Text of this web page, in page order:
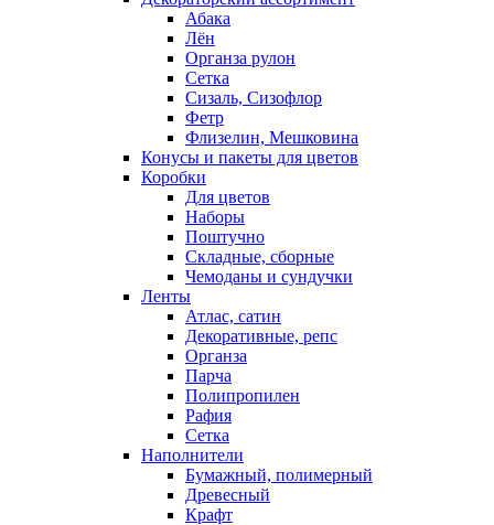
Абака
Лён
Органза рулон
Сетка
Сизаль, Сизофлор
Фетр
Флизелин, Мешковина
Конусы и пакеты для цветов
Коробки
Для цветов
Наборы
Поштучно
Складные, сборные
Чемоданы и сундучки
Ленты
Атлас, сатин
Декоративные, репс
Органза
Парча
Полипропилен
Рафия
Сетка
Наполнители
Бумажный, полимерный
Древесный
Крафт